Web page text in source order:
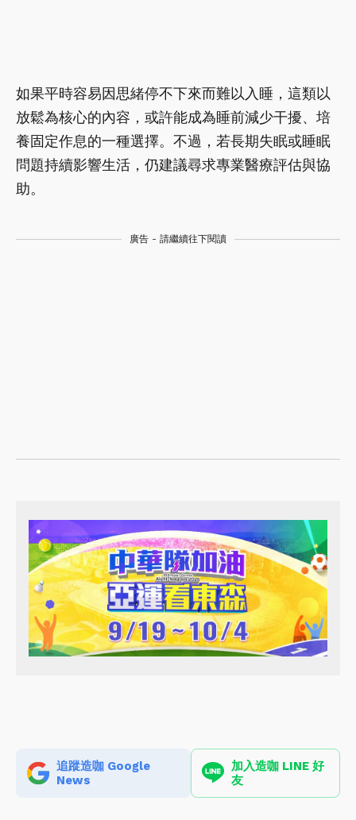
如果平時容易因思緒停不下來而難以入睡，這類以
放鬆為核心的內容，或許能成為睡前減少干擾、培
養固定作息的一種選擇。不過，若長期失眠或睡眠
問題持續影響生活，仍建議尋求專業醫療評估與協
助。
廣告 - 請繼續往下閱讀
追蹤造咖 Google
News
加入造咖 LINE 好
友